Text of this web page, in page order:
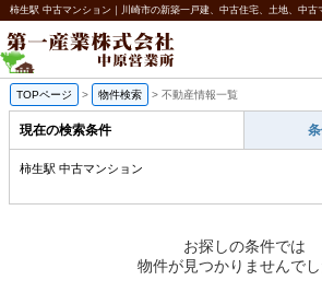
TOPページ > 物件検索 > 不動産情報一覧
現在の検索条件
柿生駅 中古マンション
お探しの条件では
物件が見つかりませんでし